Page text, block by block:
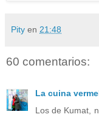
Pity en 21:48
60 comentarios:
La cuina
Los de Kumat,